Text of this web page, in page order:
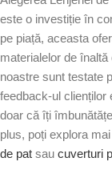
este o investiție în
pe piață, aceasta
materialelor de
noastre sunt testate
feedback-ul clienților
doar că îți
plus, poți explora
de pat sau cuverturi